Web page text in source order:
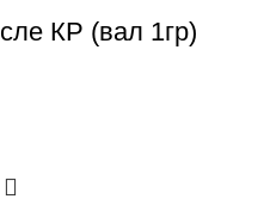
КР (вал 1гр)